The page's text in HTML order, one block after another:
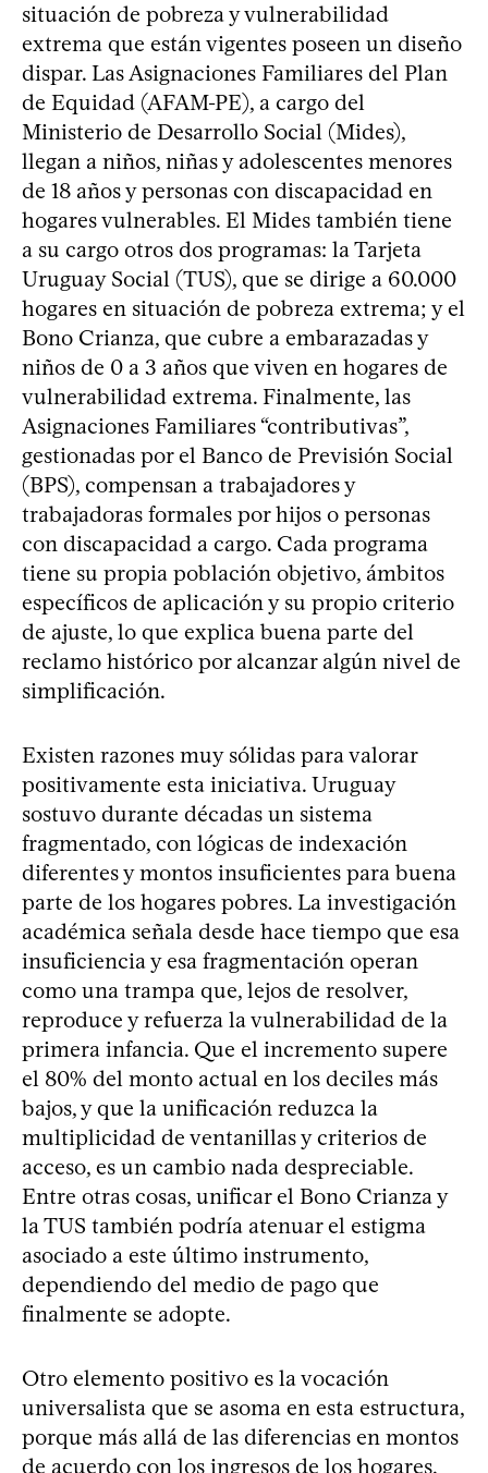
situación de pobreza y vulnerabilidad
extrema que están vigentes poseen un diseño
dispar. Las Asignaciones Familiares del Plan
de Equidad (AFAM-PE), a cargo del
Ministerio de Desarrollo Social (Mides),
llegan a niños, niñas y adolescentes menores
de 18 años y personas con discapacidad en
hogares vulnerables. El Mides también tiene
a su cargo otros dos programas: la Tarjeta
Uruguay Social (TUS), que se dirige a 60.000
hogares en situación de pobreza extrema; y el
Bono Crianza, que cubre a embarazadas y
niños de 0 a 3 años que viven en hogares de
vulnerabilidad extrema. Finalmente, las
Asignaciones Familiares “contributivas”,
gestionadas por el Banco de Previsión Social
(BPS), compensan a trabajadores y
trabajadoras formales por hijos o personas
con discapacidad a cargo. Cada programa
tiene su propia población objetivo, ámbitos
específicos de aplicación y su propio criterio
de ajuste, lo que explica buena parte del
reclamo histórico por alcanzar algún nivel de
simplificación.
Existen razones muy sólidas para valorar
positivamente esta iniciativa. Uruguay
sostuvo durante décadas un sistema
fragmentado, con lógicas de indexación
diferentes y montos insuficientes para buena
parte de los hogares pobres. La investigación
académica señala desde hace tiempo que esa
insuficiencia y esa fragmentación operan
como una trampa que, lejos de resolver,
reproduce y refuerza la vulnerabilidad de la
primera infancia. Que el incremento supere
el 80% del monto actual en los deciles más
bajos, y que la unificación reduzca la
multiplicidad de ventanillas y criterios de
acceso, es un cambio nada despreciable.
Entre otras cosas, unificar el Bono Crianza y
la TUS también podría atenuar el estigma
asociado a este último instrumento,
dependiendo del medio de pago que
finalmente se adopte.
Otro elemento positivo es la vocación
universalista que se asoma en esta estructura,
porque más allá de las diferencias en montos
de acuerdo con los ingresos de los hogares,